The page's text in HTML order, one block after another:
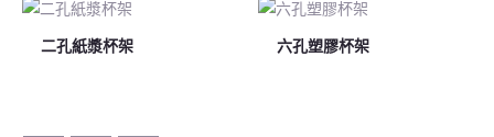
二孔紙漿杯架 六孔塑膠杯架